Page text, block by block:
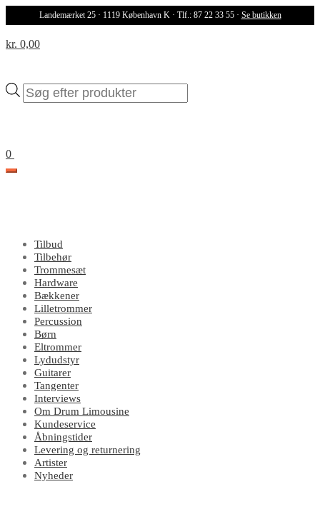
Landemærket 25 · 1119 København K · Tlf.: 87 22 33 55 · Se butikken
Products
search
kr. 0,00
0
Tilbud
Tilbehør
Trommesæt
Hardware
Bækkener
Lilletrommer
Percussion
Børn
Eltrommer
Lydudstyr
Guitarer
Tangenter
Interviews
Om Drum Limousine
Kundeservice
Åbningstider
Levering og returnering
Artister
Nyheder